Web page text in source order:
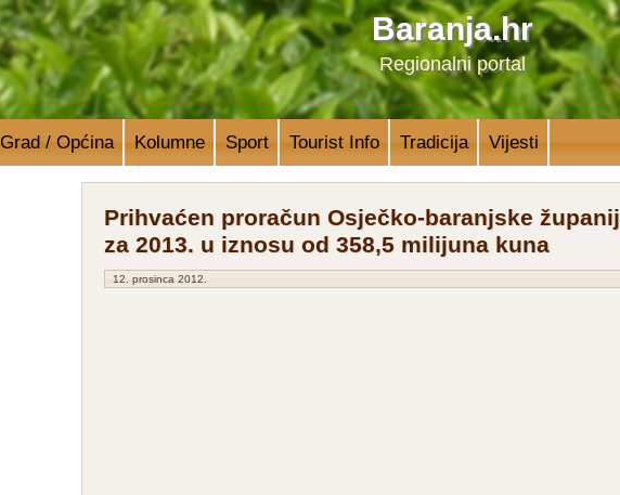
Baranja.hr
Regionalni portal
Grad / Općina Kolumne Sport Tourist Info Tradicija Vijesti
Prihvaćen proračun Osječko-baranjske
za 2013. u iznosu od 358,5 milijuna kuna
12. prosinca 2012.